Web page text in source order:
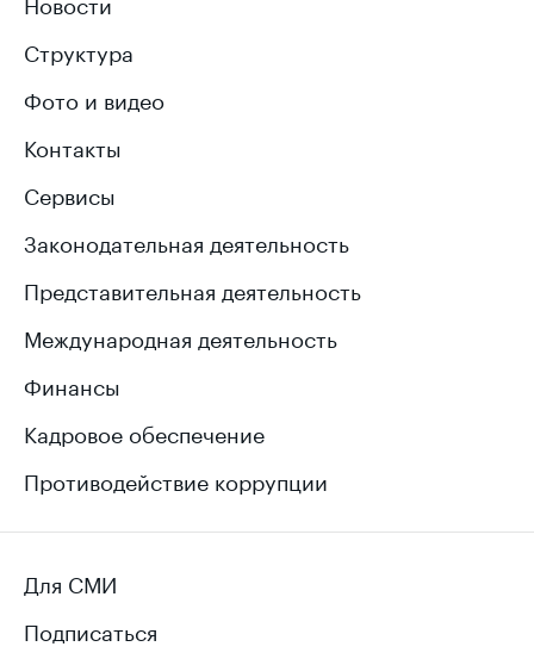
Структура
Фото и видео
Контакты
Сервисы
Законодательная деятельность
Представительная деятельность
Международная деятельность
Финансы
Кадровое обеспечение
Противодействие коррупции
Для СМИ
Подписаться